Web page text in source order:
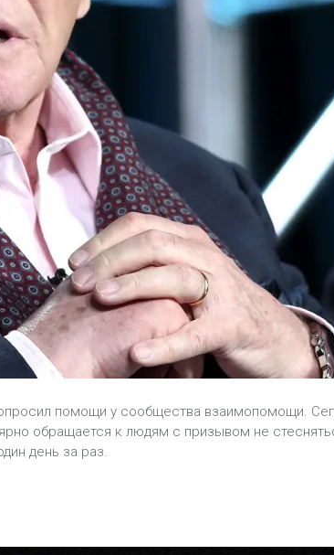
помощи у сообщества взаимопомощи.
обращается к людям с призывом не
день за раз.